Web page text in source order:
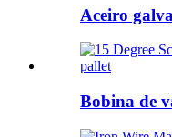
Aceiro
Bobina de